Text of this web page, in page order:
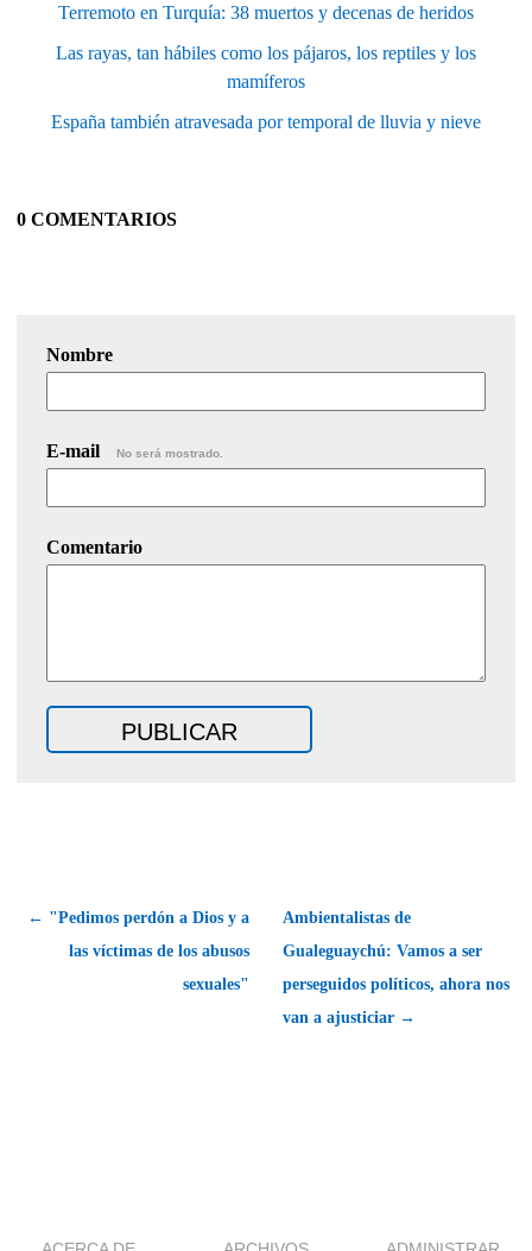
Terremoto en Turquía: 38 muertos y decenas de heridos
Las rayas, tan hábiles como los pájaros, los reptiles y los
mamíferos
España también atravesada por temporal de lluvia y nieve
0 COMENTARIOS
Nombre
E-mail No será mostrado.
Comentario
← "Pedimos perdón a Dios y a
las víctimas de los abusos
sexuales"
Ambientalistas de
Gualeguaychú: Vamos a ser
perseguidos políticos, ahora nos
van a ajusticiar →